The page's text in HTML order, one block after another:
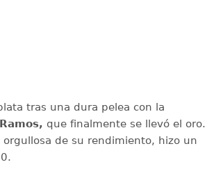
tras una dura pelea con la
que finalmente se llevó el oro.
orgullosa de su rendimiento, hizo un